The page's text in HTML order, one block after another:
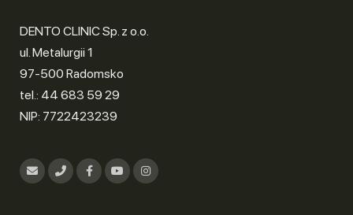
DENTO CLINIC Sp. z o.o.
ul. Metalurgii 1
97-500 Radomsko
tel.: 44 683 59 29
NIP: 7722423239